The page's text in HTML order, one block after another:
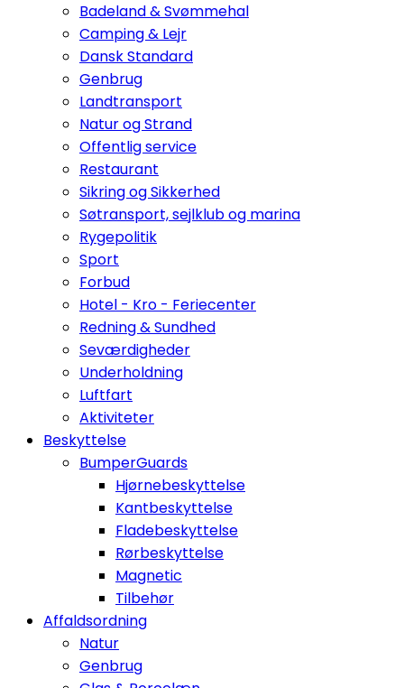
Badeland & Svømmehal
Camping & Lejr
Dansk Standard
Genbrug
Landtransport
Natur og Strand
Offentlig service
Restaurant
Sikring og Sikkerhed
Søtransport, sejlklub og marina
Rygepolitik
Sport
Forbud
Hotel - Kro - Feriecenter
Redning & Sundhed
Seværdigheder
Underholdning
Luftfart
Aktiviteter
Beskyttelse
BumperGuards
Hjørnebeskyttelse
Kantbeskyttelse
Fladebeskyttelse
Rørbeskyttelse
Magnetic
Tilbehør
Affaldsordning
Natur
Genbrug